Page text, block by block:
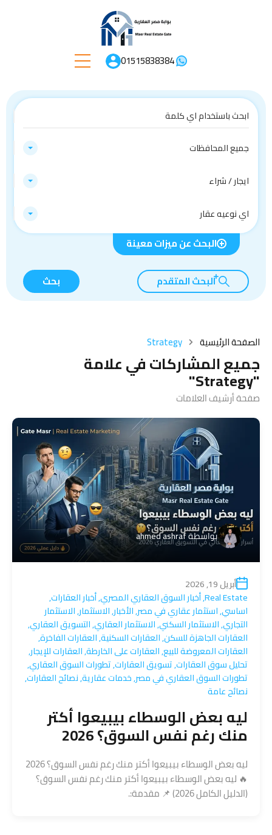
01515838384
جميع المحافظات
ايجار / شراء
اي نوعيه عقار
البحث عن ميزات معينة
البحث المتقدم بحث
الصفحة الرئيسية Strategy
جميع المشاركات في علامة
"Strategy"
صفحة أرشيف العلامات
بواسطةahmed ashraf
أبريل 19, 2026
Real Estate
,أخبار السوق العقاري المصري,أخبار العقارات,
اساسي,استثمار عقاري في مصر,الأخبار,الاستثمار,الاستثمار
التجاري,الاستثمار السكني,الاستثمار العقاري,التسويق العقاري,
العقارات الجاهزة للسكن,العقارات السكنية,العقارات الفاخرة,
العقارات المعروضة للبيع,العقارات على الخارطة,العقارات للإيجار,
تحليل سوق العقارات,تسويق العقارات,تطورات السوق العقاري,
تطورات السوق العقاري في مصر,خدمات عقارية,نصائح العقارات,
نصائح عامة
ليه بعض الوسطاء بيبيعوا أكتر
منك رغم نفس السوق؟ 2026
ليه بعض الوسطاء بيبيعوا أكتر منك رغم نفس السوق؟ 2026
🔥 ليه بعض الوسطاء بيبيعوا أكتر منك رغم نفس السوق؟
(الدليل الكامل 2026) 📌 مقدمة:.